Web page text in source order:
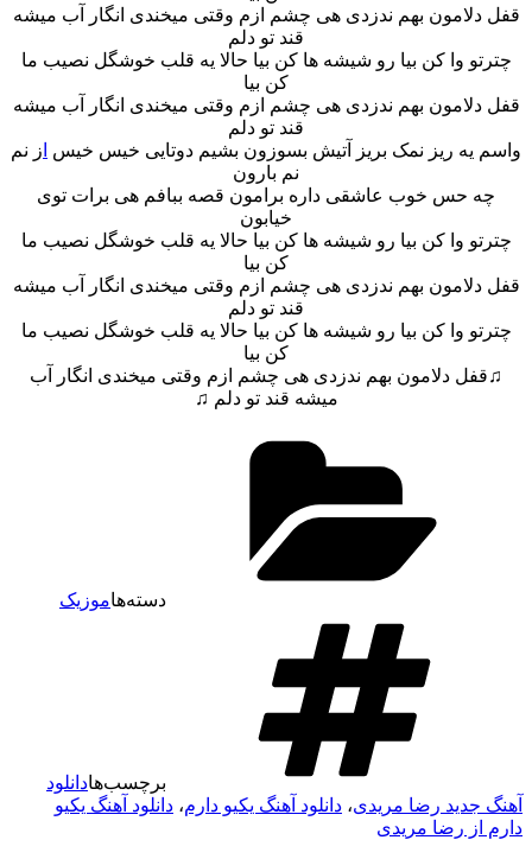
بهم ندزدی هی چشم ازم وقتی میخندی انگار آب میشه
قند تو دلم
وا کن بیا رو شیشه ها کن بیا حالا یه قلب خوشگل نصیب ما
بهم ندزدی هی چشم ازم وقتی میخندی انگار آب میشه
قند تو دلم
ریز نمک بریز آتیش بسوزون بشیم دوتایی خیس خیس ا ز نم
نم بارون
حس خوب عاشقی داره برامون قصه ببافم هی برات توی
وا کن بیا رو شیشه ها کن بیا حالا یه قلب خوشگل نصیب ما
بهم ندزدی هی چشم ازم وقتی میخندی انگار آب میشه
قند تو دلم
وا کن بیا رو شیشه ها کن بیا حالا یه قلب خوشگل نصیب ما
دلامون بهم ندزدی هی چشم ازم وقتی میخندی انگار آب
میشه قند تو دلم ♫
موزیک
برچسب‌هادانلود
رضا مریدی ،دانلود آهنگ یکیو دارم،دانلود آهنگ یکیو
رضا مریدی